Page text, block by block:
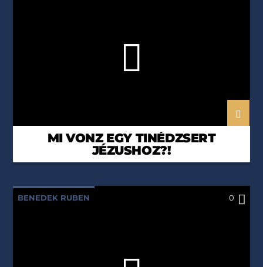
MI VONZ EGY TINÉDZSERT
JÉZUSHOZ?!
BENEDEK RUBEN 0